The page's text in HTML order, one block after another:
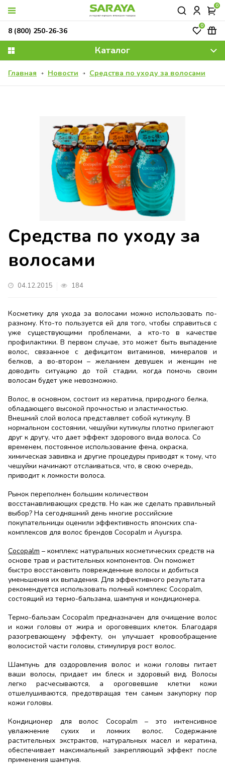
0
0
8 (800) 250-26-36
Каталог
Главная Новости Средства по уходу за волосами
Средства по уходу за
волосами
04.12.2015 184
Косметику для ухода за волосами можно использовать по-
разному. Кто-то пользуется ей для того, чтобы справиться с
уже существующими проблемами, а кто-то в качестве
профилактики. В первом случае, это может быть выпадение
волос, связанное с дефицитом витаминов, минералов и
белков, а во-втором – желанием девушек и женщин не
доводить ситуацию до той стадии, когда помочь своим
волосам будет уже невозможно.
Волос, в основном, состоит из кератина, природного белка,
обладающего высокой прочностью и эластичностью.
Внешний слой волоса представляет собой кутикулу. В
нормальном состоянии, чешуйки кутикулы плотно прилегают
друг к другу, что дает эффект здорового вида волоса. Со
временем, постоянное использование фена, окраска,
химическая завивка и другие процедуры приводят к тому, что
чешуйки начинают отслаиваться, что, в свою очередь,
приводит к ломкости волоса.
Рынок переполнен большим количеством
восстанавливающих средств. Но как же сделать правильный
выбор? На сегодняшний день многие российские
покупательницы оценили эффективность японских спа-
комплексов для волос брендов Cocopalm и Ayurspa.
Cocopalm – комплекс натуральных косметических средств на
основе трав и растительных компонентов. Он поможет
быстро восстановить поврежденные волосы и добиться
уменьшения их выпадения. Для эффективного результата
рекомендуется использовать полный комплекс Cocopalm,
состоящий из термо-бальзама, шампуня и кондиционера.
Термо-бальзам Cocopalm предназначен для очищение волос
и кожи головы от жира и ороговевших клеток. Благодаря
разогревающему эффекту, он улучшает кровообращение
волосистой части головы, стимулируя рост волос.
Шампунь для оздоровления волос и кожи головы питает
ваши волосы, придает им блеск и здоровый вид. Волосы
легко расчесываются, а ороговевшие клетки кожи
отшелушиваются, предотвращая тем самым закупорку пор
кожи головы.
Кондиционер для волос Cocopalm – это интенсивное
увлажнение сухих и ломких волос. Содержание
растительных экстрактов, натуральных масел и кератина,
обеспечивает максимальный закрепляющий эффект после
применения шампуня.